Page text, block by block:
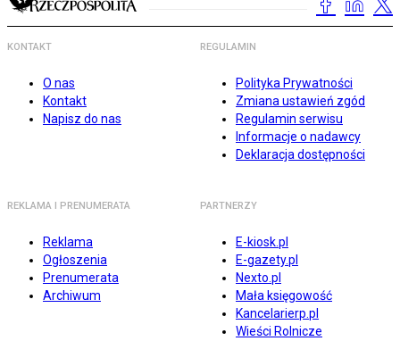
KONTAKT
O nas
Kontakt
Napisz do nas
REGULAMIN
Polityka Prywatności
Zmiana ustawień zgód
Regulamin serwisu
Informacje o nadawcy
Deklaracja dostępności
REKLAMA I PRENUMERATA
Reklama
Ogłoszenia
Prenumerata
Archiwum
PARTNERZY
E-kiosk.pl
E-gazety.pl
Nexto.pl
Mała księgowość
Kancelarierp.pl
Wieści Rolnicze